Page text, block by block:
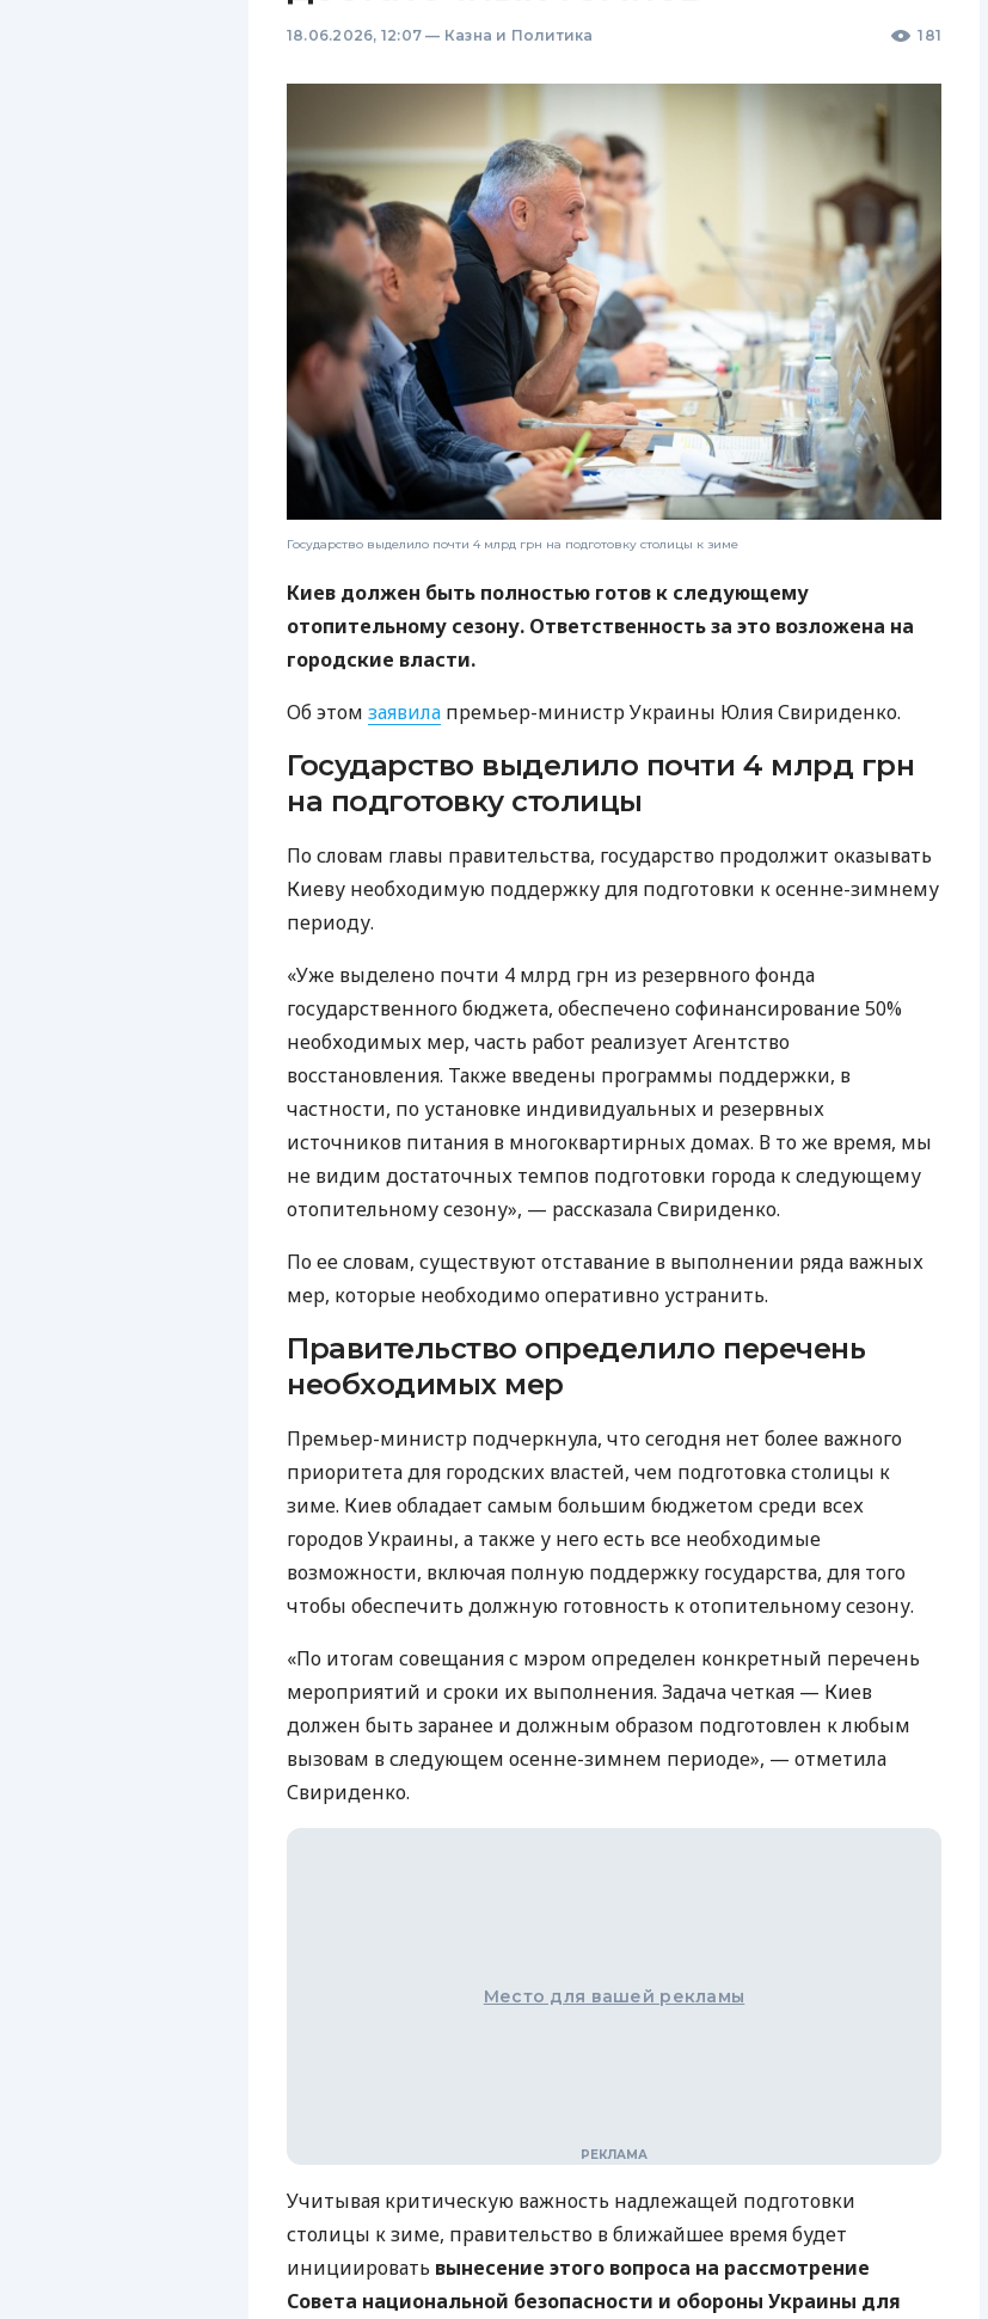
ЕЖЕМЕСЯЧНЫЙ ОБЗОР
ПУТЕВОДИТЕЛИ ПО
18.06.2026, 12:07 — Казна и Политика 181
Государство выделило почти 4 млрд грн на подготовку столицы к зиме
Киев должен быть полностью готов к следующему
отопительному сезону. Ответственность за это возложена на
городские власти.
Об этом заявила премьер-министр Украины Юлия Свириденко.
Государство выделило почти 4 млрд грн
на подготовку столицы
По словам главы правительства, государство продолжит оказывать
Киеву необходимую поддержку для подготовки к осенне-зимнему
периоду.
«Уже выделено почти 4 млрд грн из резервного фонда
государственного бюджета, обеспечено софинансирование 50%
необходимых мер, часть работ реализует Агентство
восстановления. Также введены программы поддержки, в
частности, по установке индивидуальных и резервных
источников питания в многоквартирных домах. В то же время, мы
не видим достаточных темпов подготовки города к следующему
отопительному сезону», — рассказала Свириденко.
По ее словам, существуют отставание в выполнении ряда важных
мер, которые необходимо оперативно устранить.
Правительство определило перечень
необходимых мер
Премьер-министр подчеркнула, что сегодня нет более важного
приоритета для городских властей, чем подготовка столицы к
зиме. Киев обладает самым большим бюджетом среди всех
городов Украины, а также у него есть все необходимые
возможности, включая полную поддержку государства, для того
чтобы обеспечить должную готовность к отопительному сезону.
«По итогам совещания с мэром определен конкретный перечень
мероприятий и сроки их выполнения. Задача четкая — Киев
должен быть заранее и должным образом подготовлен к любым
вызовам в следующем осенне-зимнем периоде», — отметила
Свириденко.
Место для вашей рекламы
Учитывая критическую важность надлежащей подготовки
столицы к зиме, правительство в ближайшее время будет
инициировать вынесение этого вопроса на рассмотрение
Совета национальной безопасности и обороны Украины для